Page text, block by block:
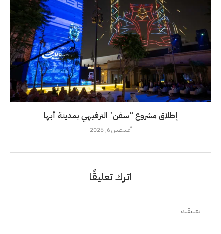
إطلاق مشروع “سفن” الترفيهي بمدينة أبها
أغسطس 6, 2026
اترك تعليقًا